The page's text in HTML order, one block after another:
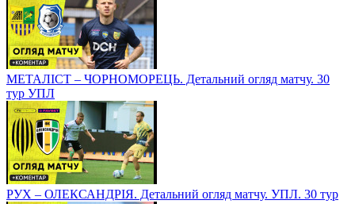
МЕТАЛІСТ – ЧОРНОМОРЕЦЬ. Детальний огляд матчу. 30
тур УПЛ
РУХ – ОЛЕКСАНДРІЯ. Детальний огляд матчу. УПЛ. 30 тур